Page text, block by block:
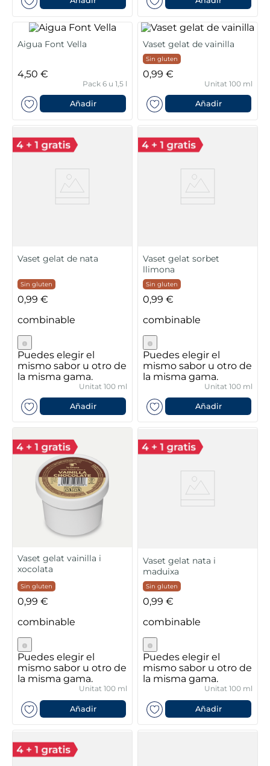
Aigua Font Vella
4,50 €
Pack 6 u 1,5 l
Añadir
Vaset gelat de vainilla
Sin gluten
0,99 €
Unitat 100 ml
Añadir
Vaset gelat de nata
Sin gluten
0,99 €
combinable
Puedes elegir el
mismo sabor u otro de
la misma gama.
Unitat 100 ml
Añadir
Vaset gelat sorbet
llimona
Sin gluten
0,99 €
combinable
Puedes elegir el
mismo sabor u otro de
la misma gama.
Unitat 100 ml
Añadir
Vaset gelat vainilla i
xocolata
Sin gluten
0,99 €
combinable
Puedes elegir el
mismo sabor u otro de
la misma gama.
Unitat 100 ml
Añadir
Vaset gelat nata i
maduixa
Sin gluten
0,99 €
combinable
Puedes elegir el
mismo sabor u otro de
la misma gama.
Unitat 100 ml
Añadir
salmó premium